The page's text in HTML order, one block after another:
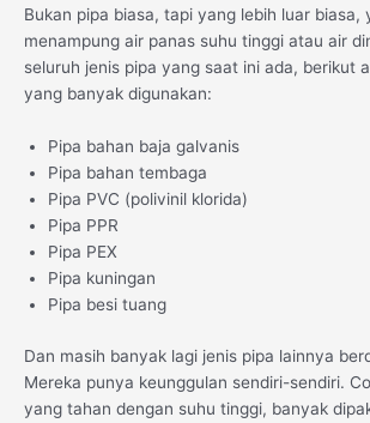
Bukan pipa biasa, tapi yang lebih luar biasa,
menampung air panas suhu tinggi atau air
seluruh jenis pipa yang saat ini ada, berikut
yang banyak digunakan:
Pipa bahan baja galvanis
Pipa bahan tembaga
Pipa PVC (polivinil klorida)
Pipa PPR
Pipa PEX
Pipa kuningan
Pipa besi tuang
Dan masih banyak lagi jenis pipa lainnya
Mereka punya keunggulan sendiri-sendiri.
yang tahan dengan suhu tinggi, banyak